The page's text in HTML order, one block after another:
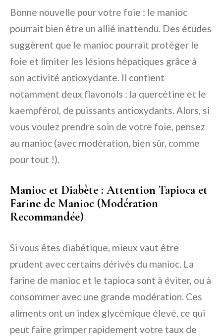
Bonne nouvelle pour votre foie : le manioc
pourrait bien être un allié inattendu. Des études
suggèrent que le manioc pourrait protéger le
foie et limiter les lésions hépatiques grâce à
son activité antioxydante. Il contient
notamment deux flavonols : la quercétine et le
kaempférol, de puissants antioxydants. Alors, si
vous voulez prendre soin de votre foie, pensez
au manioc (avec modération, bien sûr, comme
pour tout !).
Manioc et Diabète : Attention Tapioca et
Farine de Manioc (Modération
Recommandée)
Si vous êtes diabétique, mieux vaut être
prudent avec certains dérivés du manioc. La
farine de manioc et le tapioca sont à éviter, ou à
consommer avec une grande modération. Ces
aliments ont un index glycémique élevé, ce qui
peut faire grimper rapidement votre taux de